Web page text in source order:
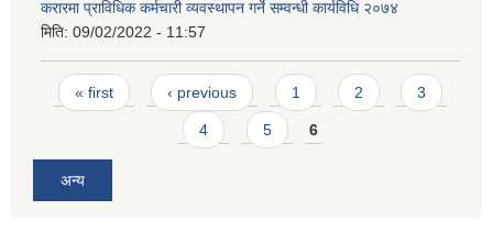
करारमा प्राविधिक कर्मचारी व्यवस्थापन गर्ने सम्वन्धी कार्यविधि २०७४
मिति: 09/02/2022 - 11:57
Pages
« first ‹ previous 1 2 3
4 5 6
अन्य